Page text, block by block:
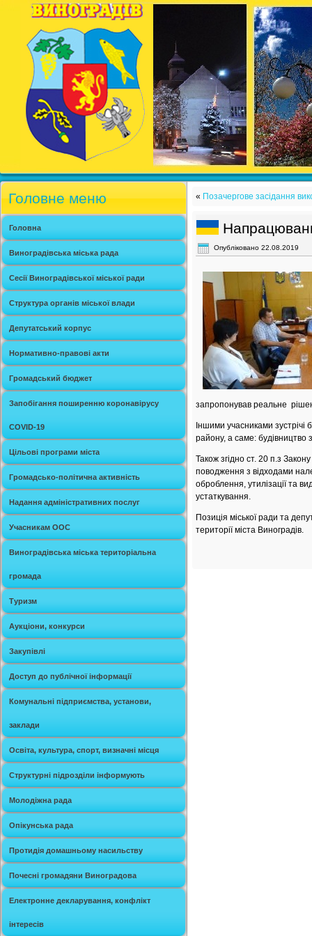
Головне меню
Головна
Виноградівська міська рада
Сесії Виноградівської міської ради
Структура органів міської влади
Депутатський корпус
Нормативно-правові акти
Громадський бюджет
Запобігання поширенню коронавірусу
COVID-19
Цільові програми міста
Громадсько-політична активність
Надання адміністративних послуг
Учасникам ООС
Виноградівська міська територіальна
громада
Туризм
Аукціони, конкурси
Закупівлі
Доступ до публічної інформації
Комунальні підприємства, установи,
заклади
Освіта, культура, спорт, визначні місця
Структурні підрозділи інформують
Молодіжна рада
Опікунська рада
Протидія домашньому насильству
Почесні громадяни Виноградова
Електронне декларування, конфлікт
інтересів
« Позачергове засідання
Опубліковано 22.08.2019
запропонував реальне
Іншими учасниками зустрічі
району, а саме: будівництво
Також згідно ст. 20 п.з
поводження з відходами
оброблення, утилізації та
устаткування.
Позиція міської ради та
території міста Виноградів.